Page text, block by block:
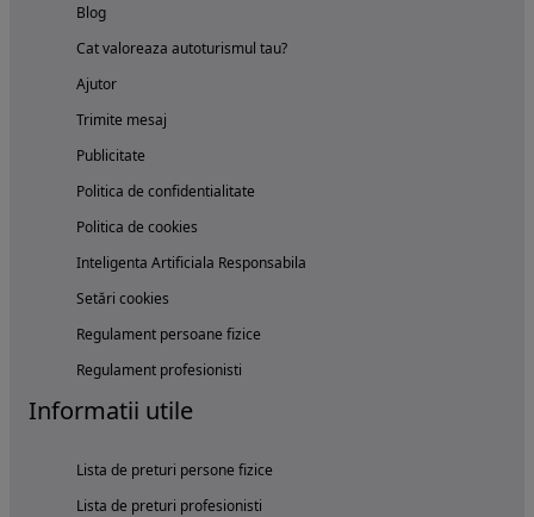
Blog
Cat valoreaza autoturismul tau?
Ajutor
Trimite mesaj
Publicitate
Politica de confidentialitate
Politica de cookies
Inteligenta Artificiala Responsabila
Setări cookies
Regulament persoane fizice
Regulament profesionisti
Informatii utile
Lista de preturi persone fizice
Lista de preturi profesionisti